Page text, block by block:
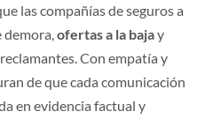
las compañías de seguros a
ofertas a la bajay
Con empatía y
de que cada comunicación
en evidencia factual y